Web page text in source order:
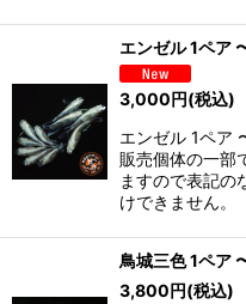
エンゼル 1ペア
3,000円(税込)
エンゼル 1ペア
販売個体の一部
ますので表記の
けできません。
鳥城三色 1ペア
3,800円(税込)